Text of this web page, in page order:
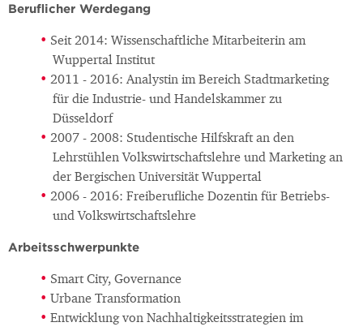
Beruflicher Werdegang
Seit 2014: Wissenschaftliche Mitarbeiterin am
Wuppertal Institut
2011 - 2016: Analystin im Bereich Stadtmarketing
für die Industrie- und Handelskammer zu
Düsseldorf
2007 - 2008: Studentische Hilfskraft an den
Lehrstühlen Volkswirtschaftslehre und Marketing an
der Bergischen Universität Wuppertal
2006 - 2016: Freiberufliche Dozentin für Betriebs-
und Volkswirtschaftslehre
Arbeitsschwerpunkte
Smart City, Governance
Urbane Transformation
Entwicklung von Nachhaltigkeitsstrategien im